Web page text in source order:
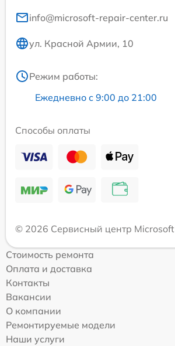
info@microsoft-repair-center.ru
ул. Красной Армии, 10
Режим работы:
Ежедневно с 9:00 до 21:00
Способы оплаты
© 2026 Сервисный центр Microsoft
Стоимость ремонта
Оплата и доставка
Контакты
Вакансии
О компании
Ремонтируемые модели
Наши услуги